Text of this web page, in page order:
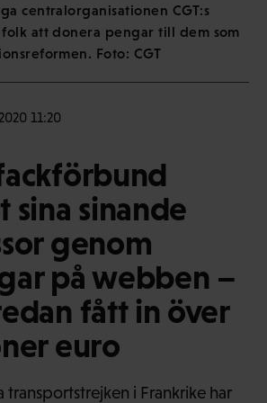
centralorganisationen CGT:s
att donera pengar till dem som
Foto: CGT
11:20
sina sinande
genom
på webben –
fått in över
euro
transportstrejken i Frankrike har